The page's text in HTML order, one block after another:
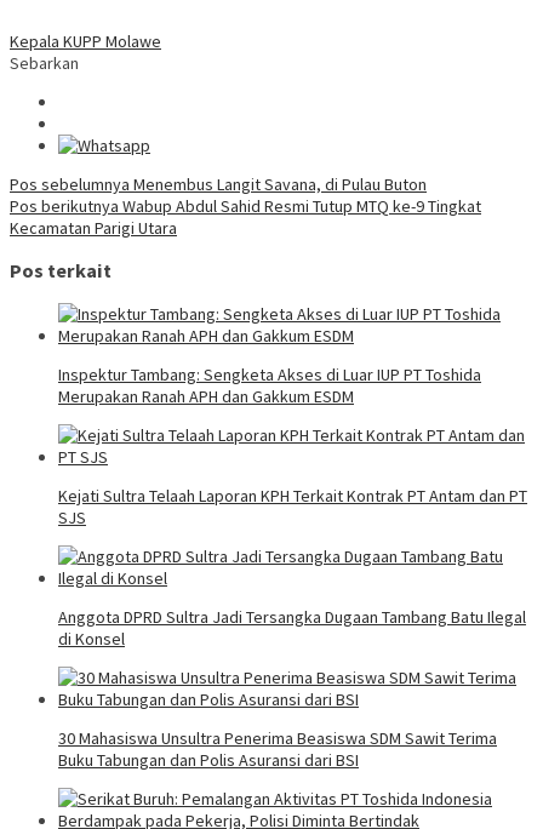
Kepala KUPP Molawe
Sebarkan
Navigasi
pos
Pos sebelumnya Menembus Langit Savana, di Pulau Buton
Pos berikutnya Wabup Abdul Sahid Resmi Tutup MTQ ke-9 Tingkat
Kecamatan Parigi Utara
Pos terkait
Inspektur Tambang: Sengketa Akses di Luar IUP PT Toshida
Merupakan Ranah APH dan Gakkum ESDM
Kejati Sultra Telaah Laporan KPH Terkait Kontrak PT Antam dan PT
SJS
Anggota DPRD Sultra Jadi Tersangka Dugaan Tambang Batu Ilegal
di Konsel
30 Mahasiswa Unsultra Penerima Beasiswa SDM Sawit Terima
Buku Tabungan dan Polis Asuransi dari BSI